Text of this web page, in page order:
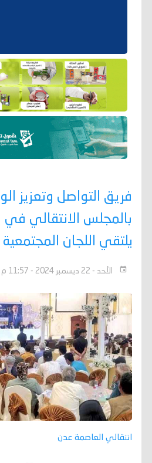
فريق التواصل وتعزيز
بالمجلس الانتقالي
يلتقي اللجان المجتمعية
الأحد - 22 ديسمبر 2024 - 11:57 م بتوقيت عدن
انتقالي العاصمة عدن